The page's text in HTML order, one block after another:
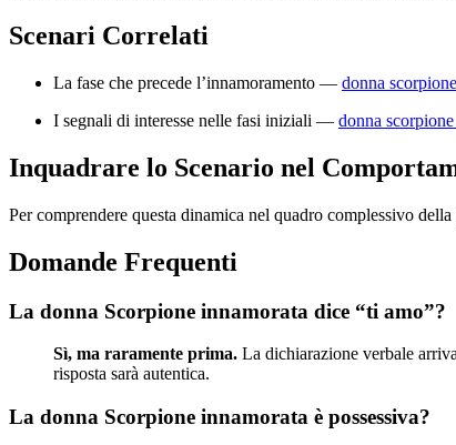
Scenari Correlati
La fase che precede l’innamoramento — donna
I segnali di interesse nelle fasi iniziali — donna
Inquadrare lo Scenario nel
Per comprendere questa dinamica nel quadro complessivo
Domande Frequenti
La donna Scorpione innamorata dice “ti amo”?
Sì, ma raramente prima. La dichiarazione verbale
risposta sarà autentica.
La donna Scorpione innamorata è possessiva?